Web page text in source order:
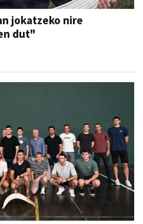
jokatzeko nire
dut"